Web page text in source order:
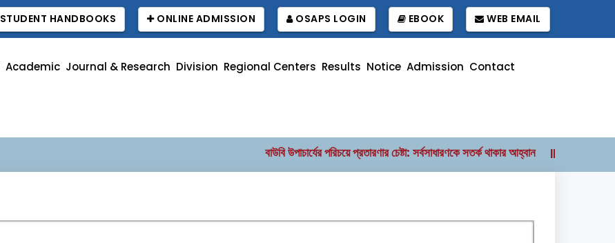
STUDENT HANDBOOKS ONLINE ADMISSION OSAPS LOGIN EBOOK WEB EMAIL
Academic Journal & Research Division Regional Centers Results Notice Admission Contact
বাউবি উপাচার্যের পরিচয়ে প্রতারণার চেষ্টা: সর্বসাধারণকে সতর্ক থাকার আহ্বান||বাংলাদেশ উন্মুক্ত